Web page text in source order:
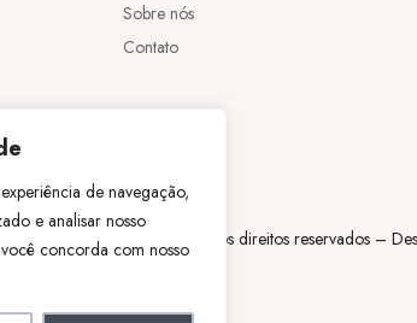
de navegação,
e analisar nosso
concorda com nosso
Sobre nós
Contato
© – Todos os direitos reservados –